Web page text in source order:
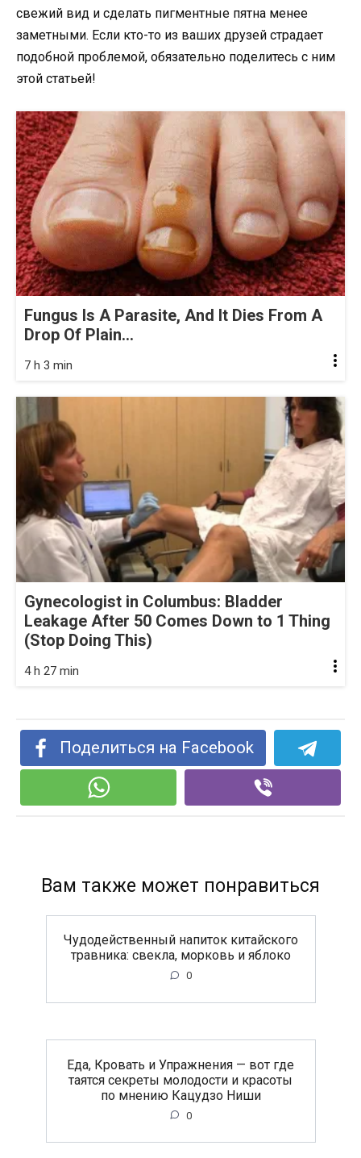
свежий вид и сделать пигментные пятна менее
заметными. Если кто-то из ваших друзей страдает
подобной проблемой, обязательно поделитесь с ним
этой статьей!
Fungus Is A Parasite, And It Dies From A
Drop Of Plain...
7 h 3 min
Gynecologist in Columbus: Bladder
Leakage After 50 Comes Down to 1 Thing
(Stop Doing This)
4 h 27 min
Поделиться на Facebook
Вам также может понравиться
Чудодейственный напиток китайского
травника: свекла, морковь и яблоко
0
Еда, Кровать и Упражнения — вот где
таятся секреты молодости и красоты
по мнению Кацудзо Ниши
0